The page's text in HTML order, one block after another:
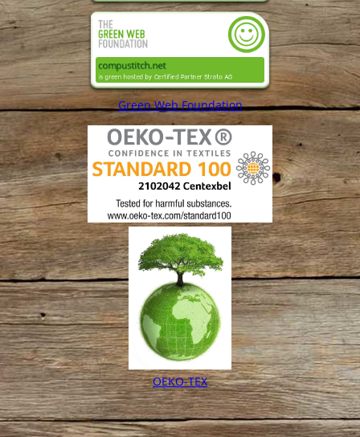
Green Web Foundation
OEKO-TEX